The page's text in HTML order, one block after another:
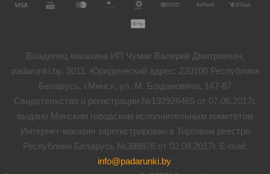
Владелец магазина ИП Чумак Валерий Дмитриевич,
padarunki.by, 2011. Юридический адрес: 220100 Республика
Беларусь, г.Минск, ул. М. Богдановича, 147-87
Свидетельство о регистрации №192926465 от 07.06.2017г.
выдано Минским городским исполнительным комитетом
Интернет-магазин зарегистрирован в Торговом реестре
Республики Беларусь №388876 от 02.08.2017г. E-mail:
info@padarunki.by.